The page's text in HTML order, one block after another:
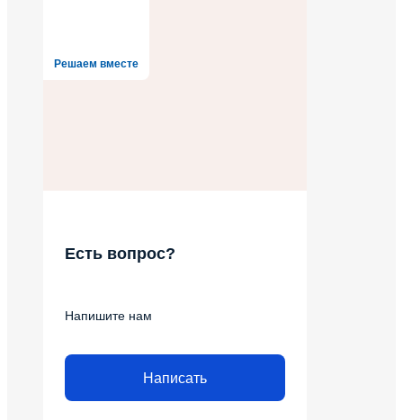
Решаем вместе
Есть вопрос?
Напишите нам
Написать